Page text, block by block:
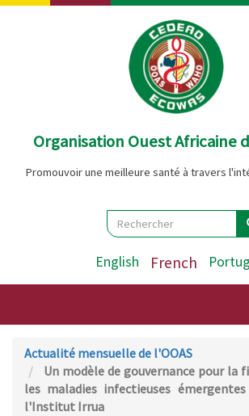
Aller
Organisation Ouest Africaine
Promouvoir une meilleure santé à travers
Search
Rechercher
English French
Actualité mensuelle de l'OOAS
Un modèle de gouvernance pour la
les maladies infectieuses
l'Institut Irrua